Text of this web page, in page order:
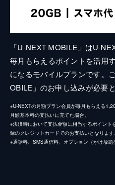
「U-NEXT MOBILE」はU-
毎月もらえるポイントを活用
になるモバイルプランです。
OBILE」のお申し込みが必要と
※U-NEXTの月額プラン会員が毎月もらえる
月額基本料の支払いに充てた場合。
※決済時において支払金額に相当するポイン
録のクレジットカードでのお支払いとなります。
※通話料、SMS通信料、オプション（かけ放題